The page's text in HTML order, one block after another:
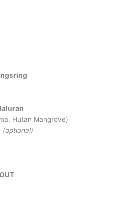
Hutan Mangrove)
(optional)